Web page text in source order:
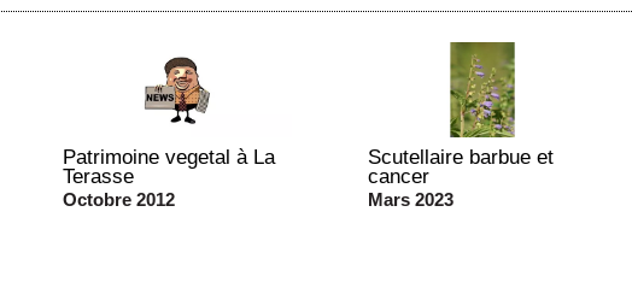
Patrimoine vegetal à La
Terasse
Octobre 2012
Scutellaire barbue et
cancer
Mars 2023